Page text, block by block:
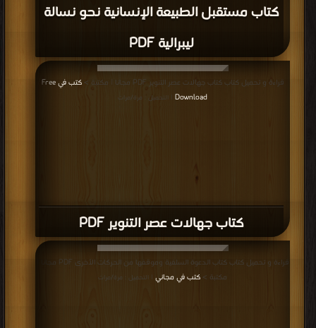
كتاب مستقبل الطبيعة الإنسانية نحو نسالة
ليبرالية PDF
كتاب جهالات عصر التنوير PDF
قراءة و تحميل كتاب كتاب جهالات عصر التنوير PDF مجانا | مكتبة >
كتب في Free
Download | التحميل : مرة/مرات
قراءة و تحميل كتاب كتاب الدعوة السلفية وموقفها من الحركات الأخرى PDF مجانا |
مكتبة > كتب في مجاني | التحميل : مرة/مرات